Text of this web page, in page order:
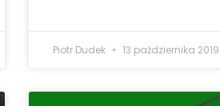
Piotr Dudek 13 października 2019